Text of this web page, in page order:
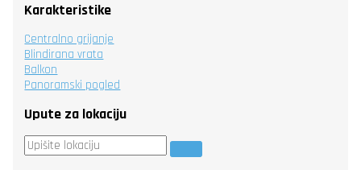
Karakteristike
Centralno grijanje
Blindirana vrata
Balkon
Panoramski pogled
Upute za lokaciju